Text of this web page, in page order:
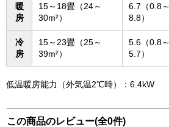
暖
房
15～18畳（24～
30m²）
6.7（0.8～
8.8）
冷
房
15～23畳（25～
39m²）
5.6（0.8～
5.7）
低温暖房能力（外気温2℃時）：6.4kW
この商品のレビュー(全0件)